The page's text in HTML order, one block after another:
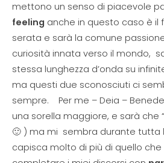
mettono un senso di piacevole
feeling anche in questo caso è il
serata e sarà la comune
curiosità innata verso il mondo,
stessa lunghezza d’onda su
ma questi due sconosciuti ci
sempre. Per me – Deia –
una sorella maggiore, e sarà che
🙂 ) ma mi sembra durante tutta
capisca molto di più di quello